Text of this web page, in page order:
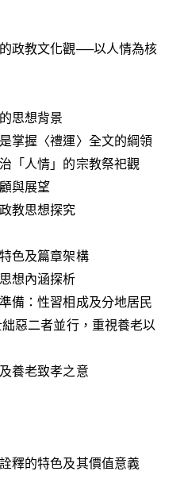
政教文化觀──以人情為核
思想背景
掌握〈禮運〉全文的綱領
「人情」的宗教祭祀觀
與展望
教思想探究
色及篇章架構
想內涵探析
備：性習相成及分地居民
惡二者並行，重視養老以
養老致孝之意
釋的特色及其價值意義